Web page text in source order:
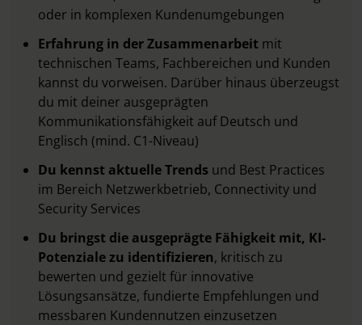
oder in komplexen Kundenumgebungen
Erfahrung in der Zusammenarbeit mit
technischen Teams, Fachbereichen und Kunden
kannst du vorweisen. Darüber hinaus überzeugst
du mit deiner ausgeprägten
Kommunikationsfähigkeit auf Deutsch und
Englisch (mind. C1-Niveau)
Du kennst aktuelle Trends und Best Practices
im Bereich Netzwerkbetrieb, Connectivity und
Security Services
Du bringst die ausgeprägte Fähigkeit mit, KI-
Potenziale zu identifizieren, kritisch zu
bewerten und gezielt für innovative
Lösungsansätze, fundierte Empfehlungen und
messbaren Kundennutzen einzusetzen​